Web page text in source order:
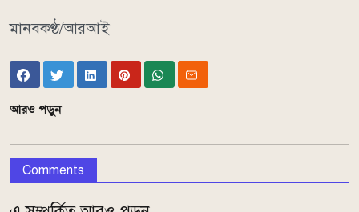
মানবকণ্ঠ/আরআই
আরও পড়ুন
Comments